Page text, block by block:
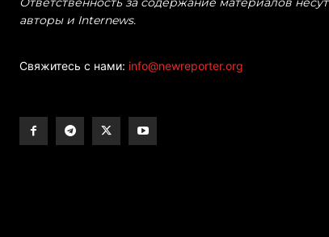
авторы и Internews.
Свяжитесь с нами: info@newreporter.org